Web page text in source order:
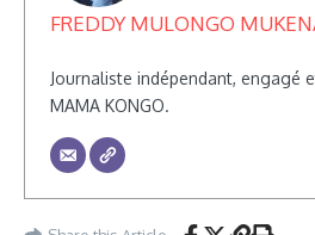
FREDDY MULONGO
Journaliste indépendant, engagé
MAMA KONGO.